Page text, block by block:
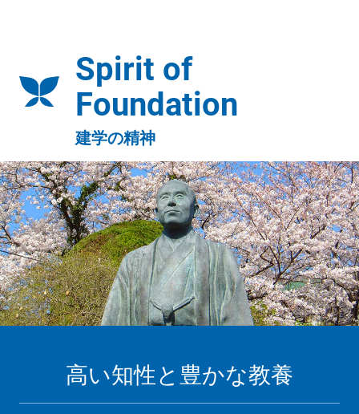
2026.06.26
更新情報
情報公開ページを更新しました。
2026.06.18
更新情報
情報公開ページを更新しました。
2026.03.04
採用情報
《採用情報》令和9年度 九州文化学園小中学校 教員募
集
2026.02.26
お知らせ
学校法人九州文化学園法人事務局移転のお知らせ
2026.02.02
更新情報
情報公開ページを更新しました。
Spirit of
Foundation
建学の精神
高い知性と豊かな教養